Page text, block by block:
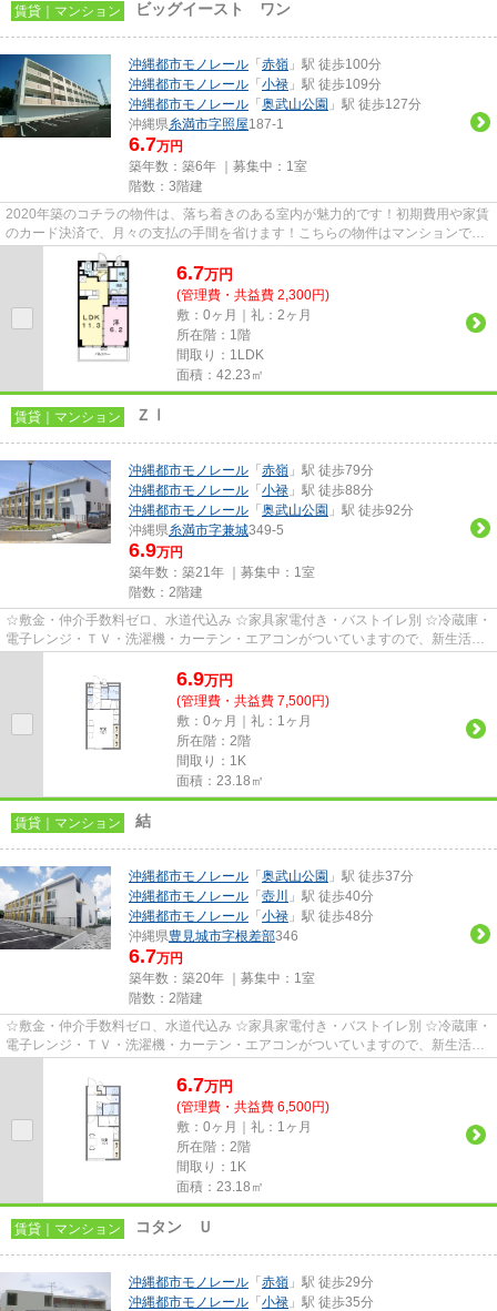
賃貸｜マンション ビッグイースト ワン
沖縄都市モノレール 「 赤嶺 」駅 徒歩100分
沖縄都市モノレール 「 小禄 」駅 徒歩109分
沖縄都市モノレール 「 奥武山公園 」駅 徒歩127分
沖縄県糸満市字照屋187-1
6.7万円
築年数：築6年 ｜募集中： 1室
階数：3階建
2020年築のコチラの物件は、落ち着きのある室内が魅力的です！初期費用や家賃
のカード決済で、月々の支払の手間を省けます！こちらの物件はマンションで
す！当社イチオシの物件の「ビ...
6.7万円
(管理費・共益費 2,300円)
敷：0ヶ月｜礼：2ヶ月
所在階：1階
間取り：1LDK
面積：42.23㎡
賃貸｜マンション ＺⅠ
沖縄都市モノレール 「 赤嶺 」駅 徒歩79分
沖縄都市モノレール 「 小禄 」駅 徒歩88分
沖縄都市モノレール 「 奥武山公園 」駅 徒歩92分
沖縄県糸満市字兼城349-5
6.9万円
築年数：築21年 ｜募集中： 1室
階数：2階建
☆敷金・仲介手数料ゼロ、水道代込み ☆家具家電付き・バストイレ別 ☆冷蔵庫・
電子レンジ・ＴＶ・洗濯機・カーテン・エアコンがついていますので、新生活が
6.9万円
(管理費・共益費 7,500円)
敷：0ヶ月｜礼：1ヶ月
所在階：2階
間取り：1K
面積：23.18㎡
賃貸｜マンション 結
沖縄都市モノレール 「 奥武山公園 」駅 徒歩37分
沖縄都市モノレール 「 壺川
」駅 徒歩40分
沖縄都市モノレール 「 小禄 」駅 徒歩48分
沖縄県豊見城市字根差部346
6.7万円
築年数：築20年 ｜募集中： 1室
階数：2階建
☆敷金・仲介手数料ゼロ、水道代込み ☆家具家電付き・バストイレ別 ☆冷蔵庫・
電子レンジ・ＴＶ・洗濯機・カーテン・エアコンがついていますので、新生活が
6.7万円
(管理費・共益費 6,500円)
敷：0ヶ月｜礼：1ヶ月
所在階：2階
間取り：1K
面積：23.18㎡
賃貸｜マンション コタン Ｕ
沖縄都市モノレール 「 赤嶺 」駅 徒歩29分
沖縄都市モノレール 「 小禄 」駅 徒歩35分